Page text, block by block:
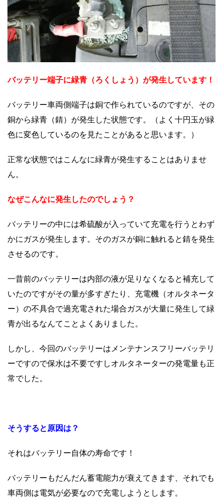
バッテリー端子に緑青（ろくしょう）が発生しています！
バッテリー車両側端子は銅で作られているのですが、その
銅から緑青（錆）が発生した状態です。（よく十円玉が緑
色に変色しているのを見たことがあると思います。）
正常な状態ではこんなに緑青が発生することはありませ
ん。
なぜこんなに発生したのでしょう？
バッテリーの中には希硫酸が入っていて充電を行うとわず
かにガスが発生します。そのガスが銅に触れると錆を発生
させるのです。
一昔前のバッテリーは内部の液が足りなくなると補充して
いたのですがその量が多すぎたり、充電機（オルタネータ
ー）の不具合で過充電された場合ガスが大量に発生して緑
青が出るなんてことよくありました。
しかし、今回のバッテリーはメンテナンスフリーバッテリ
ーですので保水は不要ですしオルタネーターの発電量も正
常でした。
そうすると原因は？
それはバッテリー自体の寿命です！
バッテリーもだんだん蓄電能力が衰えてきます、それでも
車両側は電気が必要なので充電しようとします。